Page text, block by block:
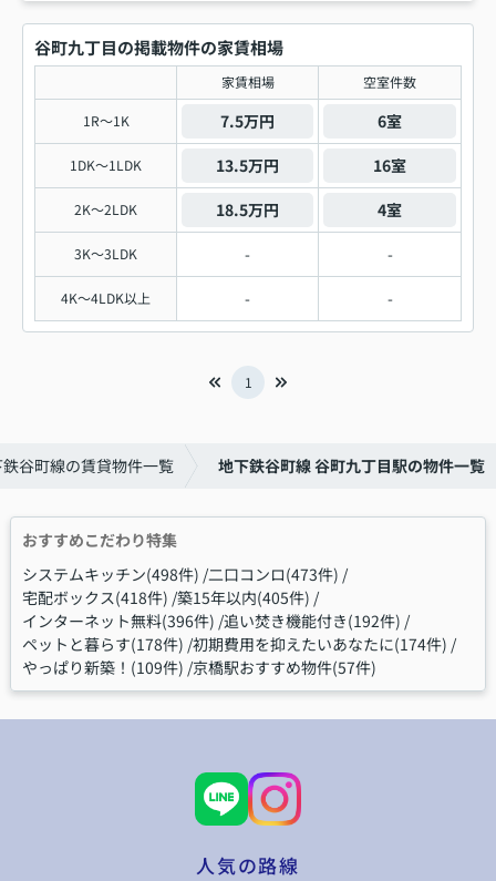
谷町九丁目の掲載物件の家賃相場
家賃相場 空室件数
1R～1K 7.5万円 6室
1DK～1LDK 13.5万円 16室
2K～2LDK 18.5万円 4室
3K～3LDK - -
4K～4LDK以上 - -
1
谷町線の賃貸物件一覧 地下鉄谷町線 谷町九丁目駅の物件一覧
おすすめこだわり特集
システムキッチン(498件) 二口コンロ(473件)
宅配ボックス(418件) 築15年以内(405件)
インターネット無料(396件) 追い焚き機能付き(192件)
ペットと暮らす(178件) 初期費用を抑えたいあなたに(174件)
やっぱり新築！(109件) 京橋駅おすすめ物件(57件)
人気の路線